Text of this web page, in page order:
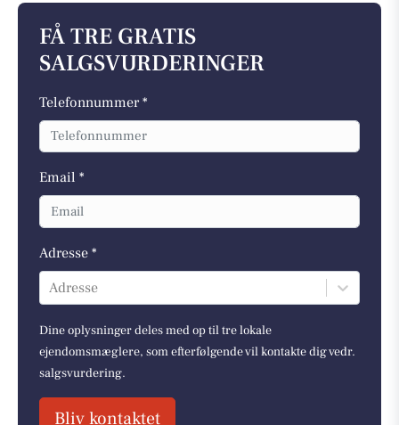
FÅ TRE GRATIS
SALGSVURDERINGER
Telefonnummer *
Email *
Adresse *
Adresse
Dine oplysninger deles med op til tre lokale
ejendomsmæglere, som efterfølgende vil kontakte dig vedr.
salgsvurdering.
Bliv kontaktet